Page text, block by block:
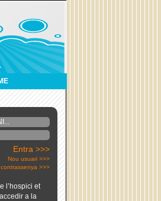
Entra >>>
Nou usuari >>>
>>>
l’hospici et
a la